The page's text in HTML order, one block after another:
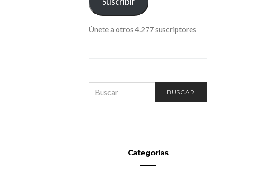
Únete a otros 4.277 suscriptores
FOR:
BUSCAR
Categorías